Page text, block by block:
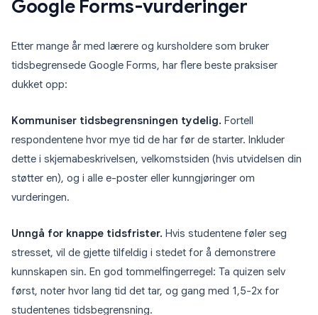
Google Forms-vurderinger
Etter mange år med lærere og kursholdere som bruker
tidsbegrensede Google Forms, har flere beste praksiser
dukket opp:
Kommuniser tidsbegrensningen tydelig. Fortell
respondentene hvor mye tid de har før de starter. Inkluder
dette i skjemabeskrivelsen, velkomstsiden (hvis utvidelsen din
støtter en), og i alle e-poster eller kunngjøringer om
vurderingen.
Unngå for knappe tidsfrister. Hvis studentene føler seg
stresset, vil de gjette tilfeldig i stedet for å demonstrere
kunnskapen sin. En god tommelfingerregel: Ta quizen selv
først, noter hvor lang tid det tar, og gang med 1,5-2x for
studentenes tidsbegrensning.